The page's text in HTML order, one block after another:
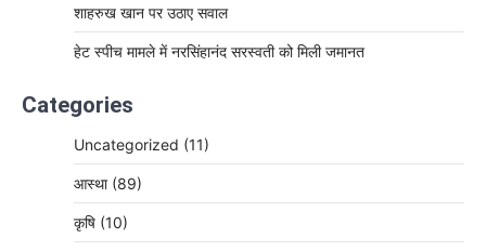
शाहरुख खान पर उठाए सवाल
हेट स्पीच मामले में नरसिंहानंद सरस्वती को मिली जमानत
Categories
Uncategorized (11)
आस्था (89)
कृषि (10)